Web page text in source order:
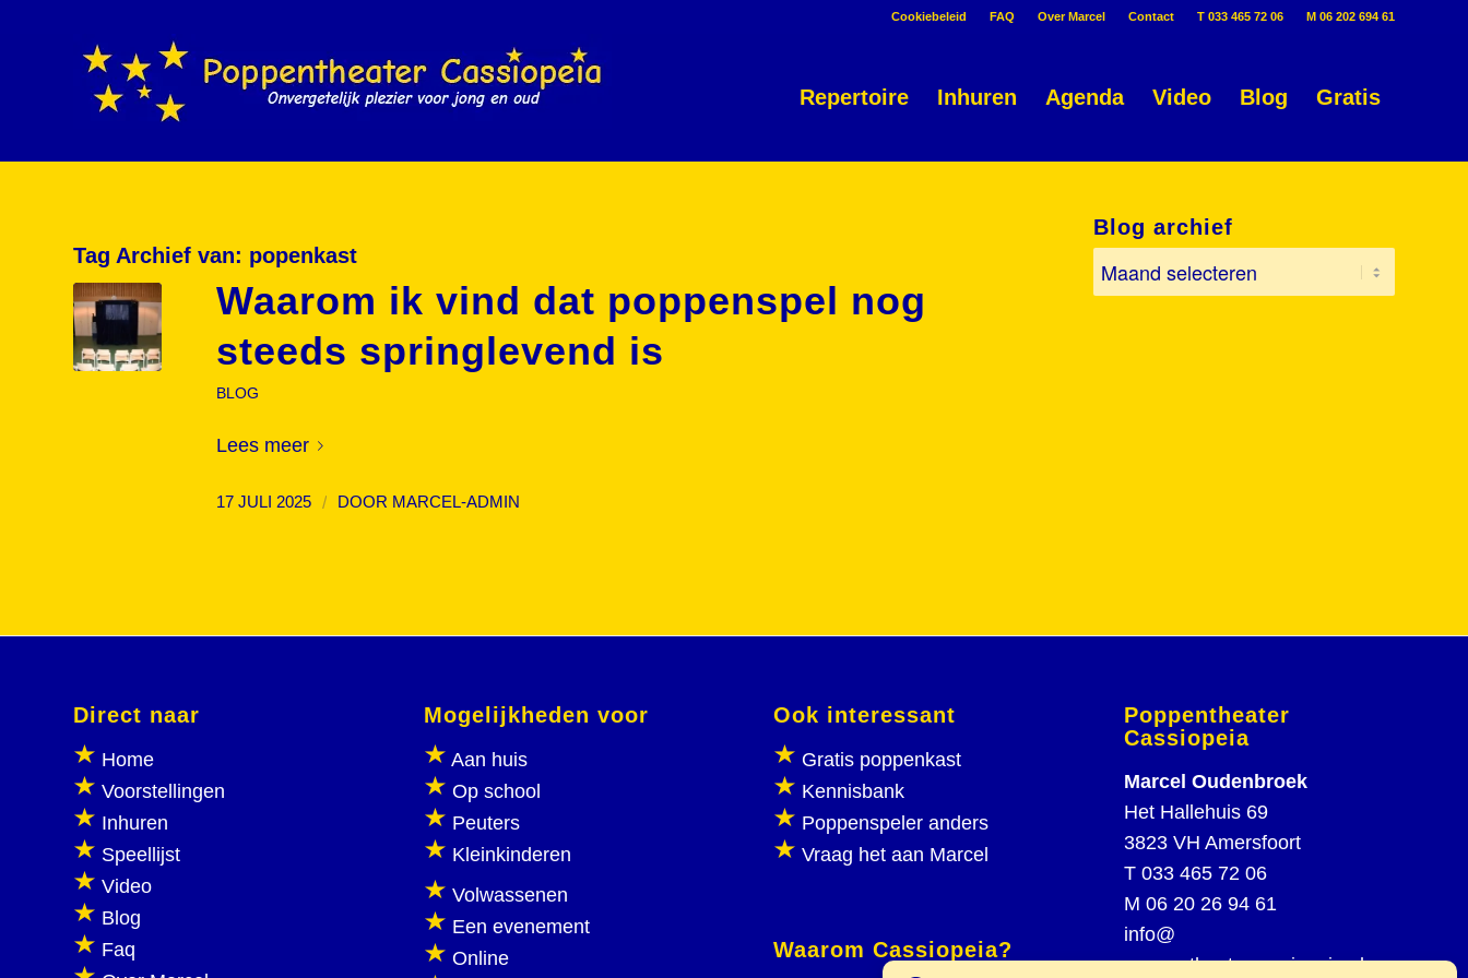
Cookiebeleid FAQ Over Marcel Contact T 033 465 72 06 M 06 202 694 61
Repertoire Inhuren Agenda Video Blog Gratis
Tag Archief van: popenkast
Waarom ik vind dat poppenspel nog
steeds springlevend is
BLOG
Lees meer
17 JULI 2025 / DOOR MARCEL-ADMIN
Blog archief
Direct naar
Home
Voorstellingen
Inhuren
Speellijst
Video
Blog
Faq
Mogelijkheden voor
Aan huis
Op school
Peuters
Kleinkinderen
Volwassenen
Een evenement
Online
Ook interessant
Gratis poppenkast
Kennisbank
Poppenspeler anders
Vraag het aan Marcel
Waarom Cassiopeia?
Poppentheater
Cassiopeia
Marcel Oudenbroek
Het Hallehuis 69
3823 VH Amersfoort
T 033 465 72 06
M 06 20 26 94 61
info@
poppentheatercassiopeia.nl